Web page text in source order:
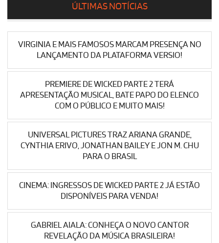
ÚLTIMAS NOTÍCIAS
VIRGINIA E MAIS FAMOSOS MARCAM PRESENÇA NO
LANÇAMENTO DA PLATAFORMA VERSIO!
PREMIERE DE WICKED PARTE 2 TERÁ
APRESENTAÇÃO MUSICAL, BATE PAPO DO ELENCO
COM O PÚBLICO E MUITO MAIS!
UNIVERSAL PICTURES TRAZ ARIANA GRANDE,
CYNTHIA ERIVO, JONATHAN BAILEY E JON M. CHU
PARA O BRASIL
CINEMA: INGRESSOS DE WICKED PARTE 2 JÁ ESTÃO
DISPONÍVEIS PARA VENDA!
GABRIEL AIALA: CONHEÇA O NOVO CANTOR
REVELAÇÃO DA MÚSICA BRASILEIRA!